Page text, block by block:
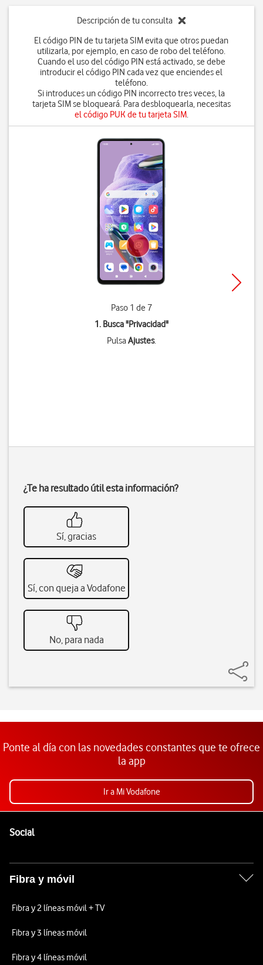
Descripción de tu consulta
El código PIN de tu tarjeta SIM evita que otros puedan
utilizarla, por ejemplo, en caso de robo del teléfono.
Cuando el uso del código PIN está activado, se debe
introducir el código PIN cada vez que enciendes el
teléfono.
Si introduces un código PIN incorrecto tres veces, la
tarjeta SIM se bloqueará. Para desbloquearla, necesitas
el código PUK de tu tarjeta SIM.
Paso 1 de 7
1. Busca "Privacidad"
PulsaAjustes.
¿Te ha resultado útil esta información?
Sí, gracias
Sí, con queja a Vodafone
No, para nada
Ponte al día con las novedades constantes que te ofrece
la app
Ir a Mi Vodafone
SocialEnlaces a las redes sociales de Vodafone
Fibra y móvil
Fibra y 2 líneas móvil + TV
Fibra y 3 líneas móvil
Fibra y 4 líneas móvil